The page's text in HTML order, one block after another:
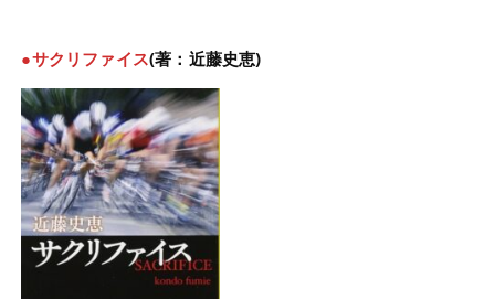
●サクリファイス(著：近藤史恵)